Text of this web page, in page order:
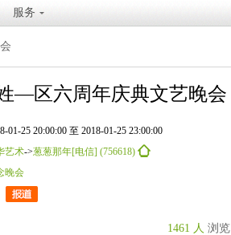
服务
—区六周年庆典文艺晚会
01-25 20:00:00 至 2018-01-25 23:00:00
艺术->葱葱那年[电信] (756618)
晚会
1461 人 浏览